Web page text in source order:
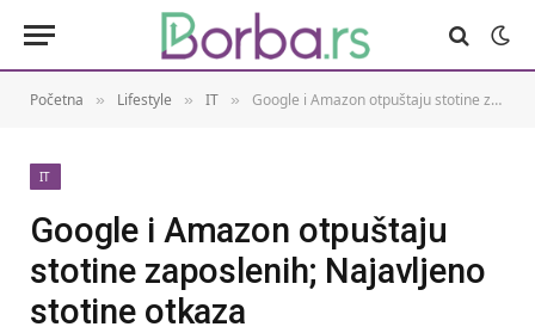
Početna » Lifestyle » IT » Google i Amazon otpuštaju stotine zaposlenih; Najavljeno stotine otkaza
IT
Google i Amazon otpuštaju
stotine zaposlenih; Najavljeno
stotine otkaza